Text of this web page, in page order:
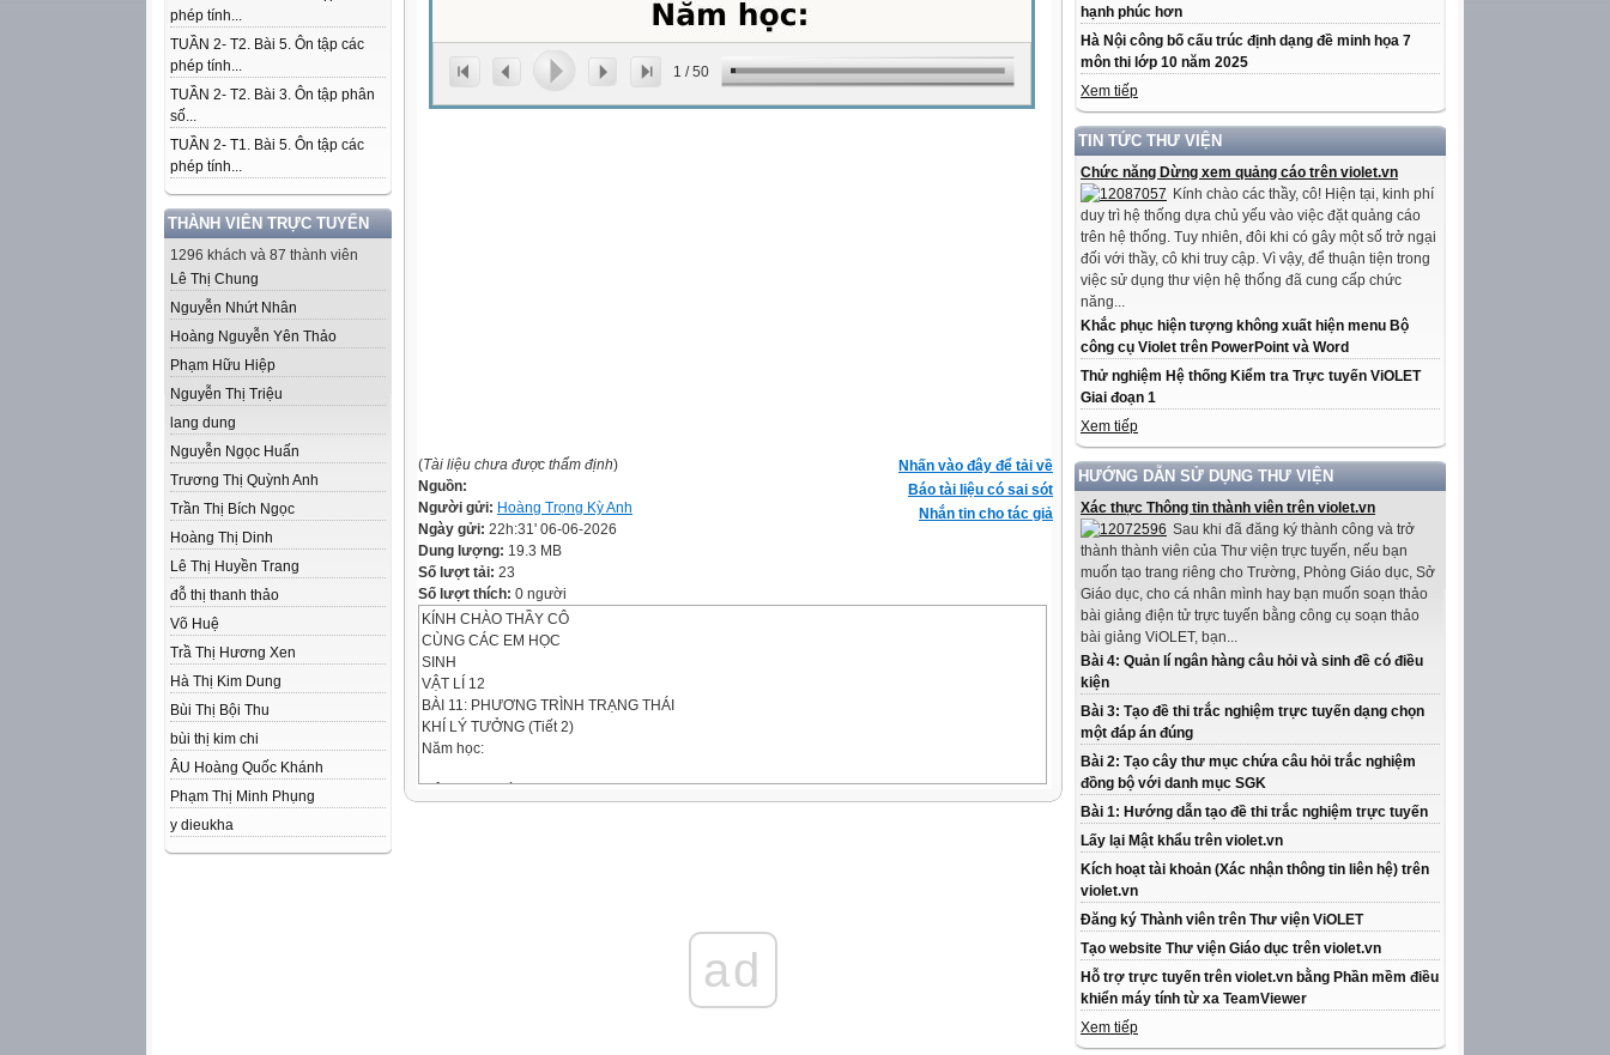
phép tính...
TUẦN 2- T2. Bài 5. Ôn tập các
phép tính...
TUẦN 2- T2. Bài 3. Ôn tập phân
số...
TUẦN 2- T1. Bài 5. Ôn tập các
phép tính...
THÀNH VIÊN TRỰC TUYẾN
1296 khách và 87 thành viên
Lê Thị Chung
Nguyễn Nhứt Nhân
Hoàng Nguyễn Yên Thảo
Phạm Hữu Hiệp
Nguyễn Thị Triệu
lang dung
Nguyễn Ngọc Huấn
Trương Thị Quỳnh Anh
Trần Thị Bích Ngọc
Hoàng Thị Dinh
Lê Thị Huyền Trang
đỗ thị thanh thảo
Võ Huệ
Trầ Thị Hương Xen
Hà Thị Kim Dung
Bùi Thị Bội Thu
bùi thị kim chi
ÂU Hoàng Quốc Khánh
Phạm Thị Minh Phụng
y dieukha
hạnh phúc hơn
Hà Nội công bố cấu trúc định dạng đề minh họa 7
môn thi lớp 10 năm 2025
Xem tiếp
TIN TỨC THƯ VIỆN
Chức năng Dừng xem quảng cáo trên violet.vn
Kính chào các thầy, cô! Hiện tại, kinh phí
duy trì hệ thống dựa chủ yếu vào việc đặt quảng cáo
trên hệ thống. Tuy nhiên, đôi khi có gây một số trở ngại
đối với thầy, cô khi truy cập. Vì vậy, để thuận tiện trong
việc sử dụng thư viện hệ thống đã cung cấp chức
năng...
Khắc phục hiện tượng không xuất hiện menu Bộ
công cụ Violet trên PowerPoint và Word
Thử nghiệm Hệ thống Kiểm tra Trực tuyến ViOLET
Giai đoạn 1
Xem tiếp
HƯỚNG DẪN SỬ DỤNG THƯ VIỆN
Xác thực Thông tin thành viên trên violet.vn
Sau khi đã đăng ký thành công và trở
thành thành viên của Thư viện trực tuyến, nếu bạn
muốn tạo trang riêng cho Trường, Phòng Giáo dục, Sở
Giáo dục, cho cá nhân mình hay bạn muốn soạn thảo
bài giảng điện tử trực tuyến bằng công cụ soạn thảo
bài giảng ViOLET, bạn...
Bài 4: Quản lí ngân hàng câu hỏi và sinh đề có điều
kiện
Bài 3: Tạo đề thi trắc nghiệm trực tuyến dạng chọn
một đáp án đúng
Bài 2: Tạo cây thư mục chứa câu hỏi trắc nghiệm
đồng bộ với danh mục SGK
Bài 1: Hướng dẫn tạo đề thi trắc nghiệm trực tuyến
Lấy lại Mật khẩu trên violet.vn
Kích hoạt tài khoản (Xác nhận thông tin liên hệ) trên
violet.vn
Đăng ký Thành viên trên Thư viện ViOLET
Tạo website Thư viện Giáo dục trên violet.vn
Hỗ trợ trực tuyến trên violet.vn bằng Phần mềm điều
khiển máy tính từ xa TeamViewer
Xem tiếp
1 /50
Nhấn vào đây để tải về
Báo tài liệu có sai sót
Nhắn tin cho tác giả
(Tài liệu chưa được thẩm định)
Nguồn:
Người gửi: Hoàng Trọng Kỳ Anh
Ngày gửi: 22h:31' 06-06-2026
Dung lượng: 19.3 MB
Số lượt tải: 23
Số lượt thích: 0 người
KÍNH CHÀO THẦY CÔ
CÙNG CÁC EM HỌC
SINH
VẬT LÍ 12
BÀI 11: PHƯƠNG TRÌNH TRẠNG THÁI
KHÍ LÝ TƯỞNG (Tiết 2)
Năm học:
ad